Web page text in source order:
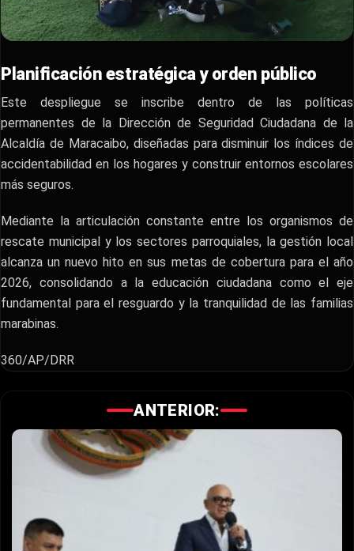
Planificación estratégica y orden público
​Este despliegue se inscribe dentro de las políticas
permanentes de la Dirección de Seguridad Ciudadana de la
Alcaldía de Maracaibo, diseñadas para disminuir los índices de
accidentabilidad en los hogares y construir entornos escolares
más seguros.
​Mediante la articulación constante entre los organismos de
rescate municipal y los sectores parroquiales, la gestión local
alcanza un nuevo hito en sus metas de cobertura para el año
2026, consolidando a la educación ciudadana como el eje
fundamental para el resguardo y la tranquilidad de las familias
marabinas.
360/AP/DRR
ANTERIOR: